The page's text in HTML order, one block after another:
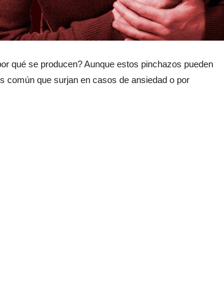
qué se producen? Aunque estos pinchazos pueden
común que surjan en casos de ansiedad o por